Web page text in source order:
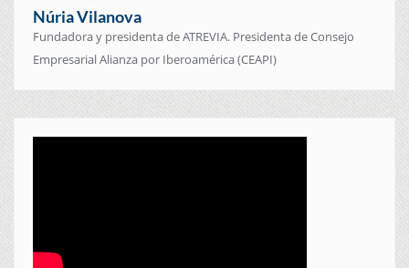
Núria Vilanova
Fundadora y presidenta de ATREVIA. Presidenta de Consejo
Empresarial Alianza por Iberoamérica (CEAPI)